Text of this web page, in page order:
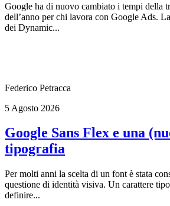
Google ha di nuovo cambiato i tempi della
dell’anno per chi lavora con Google Ads.
dei Dynamic...
Federico Petracca
5 Agosto 2026
Google Sans Flex e una
tipografia
Per molti anni la scelta di un font è stata
questione di identità visiva. Un carattere
definire...